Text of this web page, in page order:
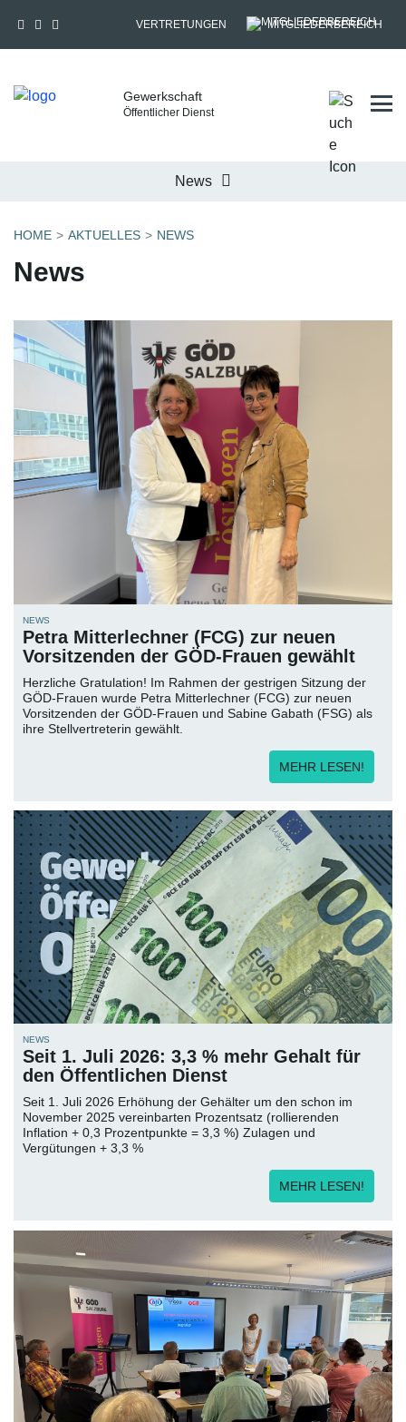
VERTRETUNGEN MITGLIEDERBEREICH
Gewerkschaft
Öffentlicher Dienst
News
HOME AKTUELLES NEWS
News
NEWS
Petra Mitterlechner (FCG) zur neuen
Vorsitzenden der GÖD-Frauen gewählt
Herzliche Gratulation! Im Rahmen der gestrigen Sitzung der
GÖD-Frauen wurde Petra Mitterlechner (FCG) zur neuen
Vorsitzenden der GÖD-Frauen und Sabine Gabath (FSG) als
ihre Stellvertreterin gewählt.
MEHR LESEN!
NEWS
Seit 1. Juli 2026: 3,3 % mehr Gehalt für
den Öffentlichen Dienst
Seit 1. Juli 2026 Erhöhung der Gehälter um den schon im
November 2025 vereinbarten Prozentsatz (rollierenden
Inflation + 0,3 Prozentpunkte = 3,3 %) Zulagen und
Vergütungen + 3,3 %
MEHR LESEN!